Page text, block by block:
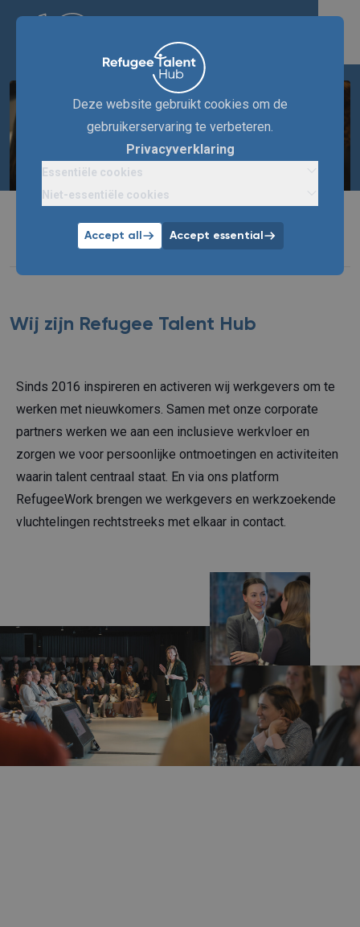
Deze website gebruikt cookies om de
gebruikerservaring te verbeteren.
Privacyverklaring
Essentiële cookies
Niet-essentiële cookies
Accept all Accept essential
Ik zoek een baan
talent
Wij zijn Refugee Talent Hub
Sinds 2016 inspireren en activeren wij werkgevers om te
werken met nieuwkomers. Samen met onze corporate
partners werken we aan een inclusieve werkvloer en
zorgen we voor persoonlijke ontmoetingen en activiteiten
waarin talent centraal staat. En via ons platform
RefugeeWork brengen we werkgevers en werkzoekende
vluchtelingen rechtstreeks met elkaar in contact.